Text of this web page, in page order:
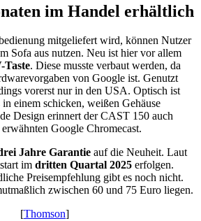
im Handel erhältlich
mitgeliefert wird, können Nutzer
Sofa aus nutzen. Neu ist hier vor allem
Taste. Diese musste verbaut werden, da
von Google ist. Genutzt
vorerst nur in den USA. Optisch ist
einem schicken, weißen Gehäuse
Design erinnert der CAST 150 auch
Google Chromecast.
Jahre Garantie auf die Neuheit. Laut
im dritten Quartal 2025 erfolgen.
Preisempfehlung gibt es noch nicht.
zwischen 60 und 75 Euro liegen.
[Thomson]